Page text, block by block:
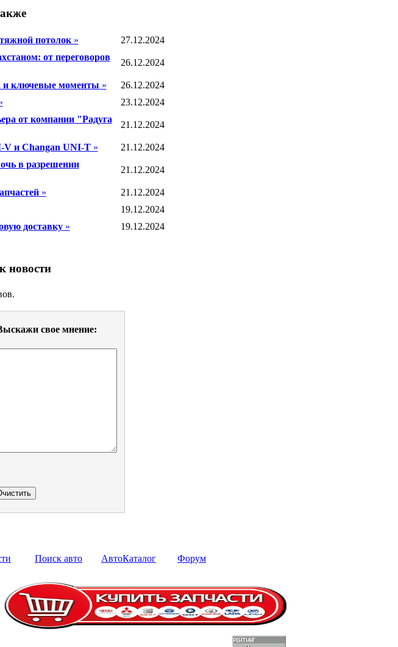
потолок»
27.12.2024
от переговоров
26.12.2024
и ключевые моменты »
26.12.2024
23.12.2024
от компании "Радуга
21.12.2024
V и Changan UNI-T»
21.12.2024
в разрешении
21.12.2024
»
21.12.2024
19.12.2024
доставку» 19.12.2024
новости
свое мнение:
Поиск авто АвтоКаталог Форум